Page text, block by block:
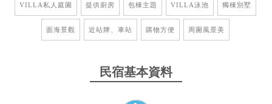
VILLA私人庭園 提供廚房 包棟主題 VILLA泳池 獨棟別墅
面海景觀 近站牌、車站 購物方便 周圍風景美
民宿基本資料